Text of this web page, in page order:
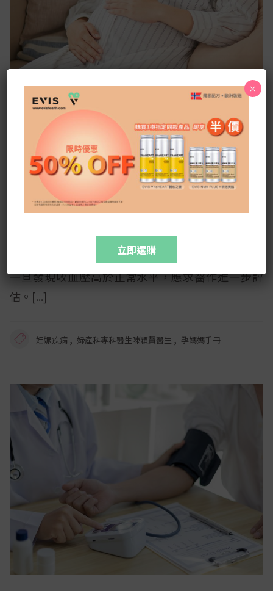
【醫生專欄】懷孕竟有機會中風？7 類高危
孕婦要小心妊娠毒血症風險
本港約每100個孕婦就有1至2名患上妊娠毒血症，在
懷孕早期的病徵未必明顯。婦產科專科陳穎賢醫生在
專欄指，建議高危孕婦定時以血壓計自行監察血壓，
一旦發現收血壓高於正常水平，應求醫作進一步評
估。
妊娠疾病 , 婦產科專科醫生陳穎賢醫生 , 孕媽媽手冊
立即選購
×